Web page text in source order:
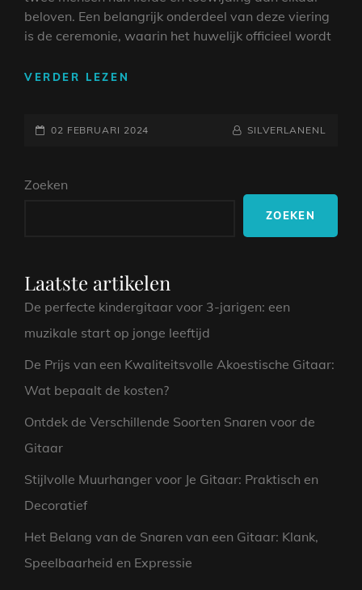
beloven. Een belangrijk onderdeel van deze viering
is de ceremonie, waarin het huwelijk officieel wordt
VERDER LEZEN
CEREMONIE
SPECIALE
DAG!
GEPLAATST
02 FEBRUARI 2024 NAAMREGEL
BYLINE
SILVERLANENL
Zoeken
ZOEKEN
Laatste artikelen
De perfecte kindergitaar voor 3-jarigen: een
muzikale start op jonge leeftijd
De Prijs van een Kwaliteitsvolle Akoestische Gitaar:
Wat bepaalt de kosten?
Ontdek de Verschillende Soorten Snaren voor de
Gitaar
Stijlvolle Muurhanger voor Je Gitaar: Praktisch en
Decoratief
Het Belang van de Snaren van een Gitaar: Klank,
Speelbaarheid en Expressie